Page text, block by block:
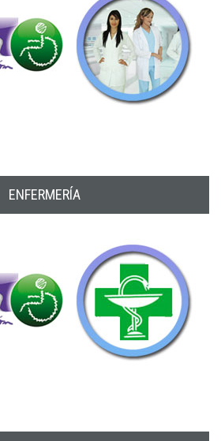
ENFERMERÍA